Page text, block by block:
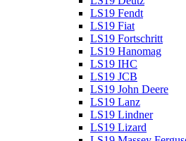
LS19 Fendt
LS19 Fiat
LS19 Fortschritt
LS19 Hanomag
LS19 IHC
LS19 JCB
LS19 John Deere
LS19 Lanz
LS19 Lindner
LS19 Lizard